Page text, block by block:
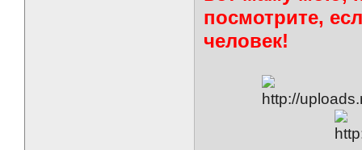
посмотрите,
человек!